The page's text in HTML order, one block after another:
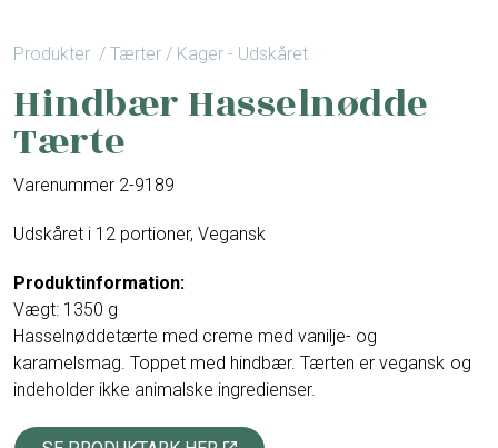
Produkter / Tærter / Kager - Udskåret
Hindbær Hasselnødde
Tærte
Varenummer 2-9189
Udskåret i 12 portioner, Vegansk
Produktinformation:
Vægt: 1350 g
Hasselnøddetærte med creme med vanilje- og
karamelsmag. Toppet med hindbær. Tærten er vegansk og
indeholder ikke animalske ingredienser.